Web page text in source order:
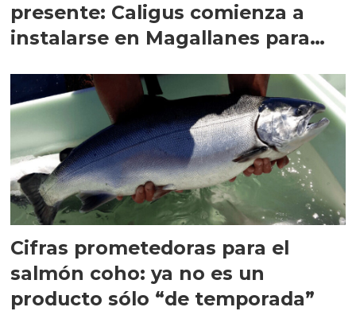
presente: Caligus comienza a
instalarse en Magallanes para
Cifras prometedoras para el
salmón coho: ya no es un
producto sólo “de temporada”